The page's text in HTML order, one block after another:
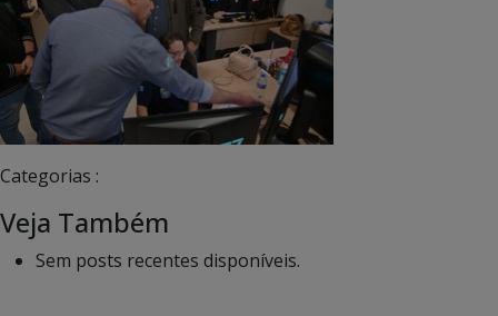
Categorias :
Veja Também
Sem posts recentes disponíveis.